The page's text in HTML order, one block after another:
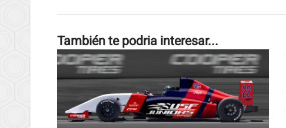
También te podria interesar...